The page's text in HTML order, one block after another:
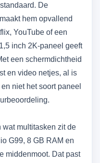
De
hem opvallend
YouTube of een
inch 2K-paneel geeft
een schermdichtheid
en video netjes, al is
niet het soort paneel
multitasken zit de
G99, 8 GB RAM en
middenmoot. Dat past